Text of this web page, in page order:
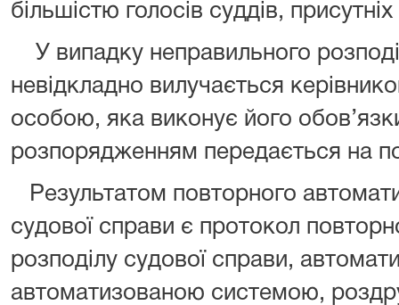
більшістю голосів суддів,
У випадку неправильного
невідкладно вилучається
особою, яка виконує його
розпорядженням передається на
Результатом повторного
судової справи є протокол
розподілу судової справи,
автоматизованою системою,